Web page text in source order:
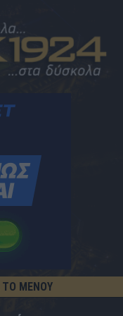
ΤΟ ΜΕΝΟΥ